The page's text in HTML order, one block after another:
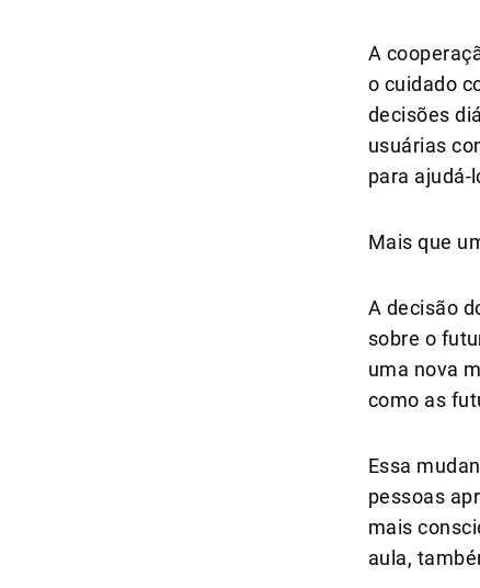
A
o cuidado
decisões
usuárias
para ajudá-
Mais que
A decisão
sobre o
uma nova
como as
Essa
pessoas
mais
aula,